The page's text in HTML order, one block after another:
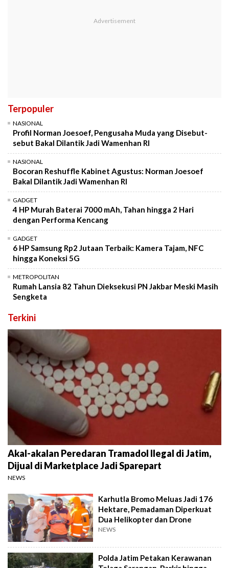
Terpopuler
NASIONAL
Profil Norman Joesoef, Pengusaha Muda yang Disebut-
sebut Bakal Dilantik Jadi Wamenhan RI
NASIONAL
Bocoran Reshuffle Kabinet Agustus: Norman Joesoef
Bakal Dilantik Jadi Wamenhan RI
GADGET
4 HP Murah Baterai 7000 mAh, Tahan hingga 2 Hari
dengan Performa Kencang
GADGET
6 HP Samsung Rp2 Jutaan Terbaik: Kamera Tajam, NFC
hingga Koneksi 5G
METROPOLITAN
Rumah Lansia 82 Tahun Dieksekusi PN Jakbar Meski Masih
Sengketa
Terkini
Akal-akalan Peredaran Tramadol Ilegal di Jatim,
Dijual di Marketplace Jadi Sparepart
NEWS
Karhutla Bromo Meluas Jadi 176
Hektare, Pemadaman Diperkuat
Dua Helikopter dan Drone
NEWS
Polda Jatim Petakan Kerawanan